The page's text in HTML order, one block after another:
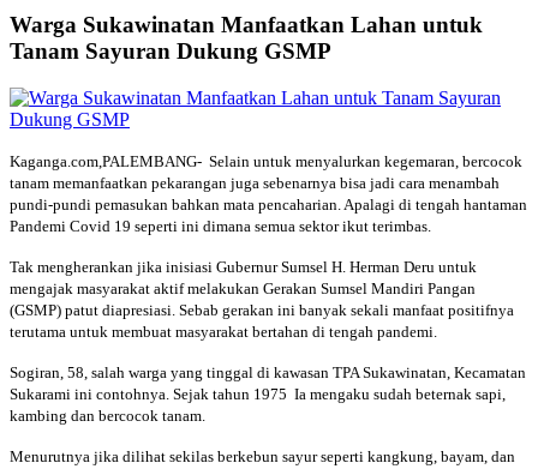
Warga Sukawinatan Manfaatkan Lahan untuk
Tanam Sayuran Dukung GSMP
Kaganga.com,PALEMBANG- Selain untuk menyalurkan kegemaran, bercocok
tanam memanfaatkan pekarangan juga sebenarnya bisa jadi cara menambah
pundi-pundi pemasukan bahkan mata pencaharian. Apalagi di tengah hantaman
Pandemi Covid 19 seperti ini dimana semua sektor ikut terimbas.
Tak mengherankan jika inisiasi Gubernur Sumsel H. Herman Deru untuk
mengajak masyarakat aktif melakukan Gerakan Sumsel Mandiri Pangan
(GSMP) patut diapresiasi. Sebab gerakan ini banyak sekali manfaat positifnya
terutama untuk membuat masyarakat bertahan di tengah pandemi.
Sogiran, 58, salah warga yang tinggal di kawasan TPA Sukawinatan, Kecamatan
Sukarami ini contohnya. Sejak tahun 1975 Ia mengaku sudah beternak sapi,
kambing dan bercocok tanam.
Menurutnya jika dilihat sekilas berkebun sayur seperti kangkung, bayam, dan